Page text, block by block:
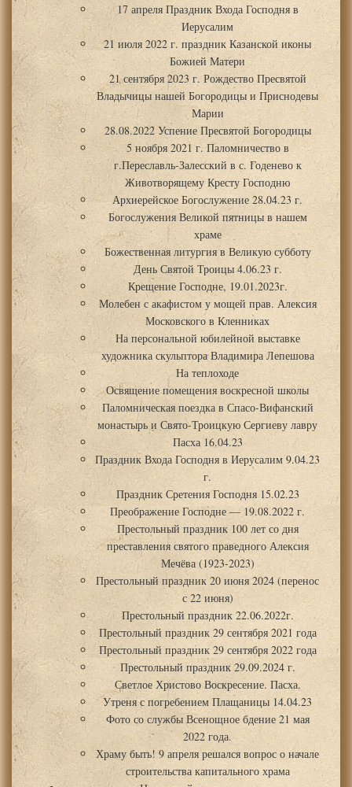
17 апреля Праздник Входа Господня в
Иерусалим
21 июля 2022 г. праздник Казанской иконы
Божией Матери
21 сентября 2023 г. Рождество Пресвятой
Владычицы нашей Богородицы и Приснодевы
Марии
28.08.2022 Успение Пресвятой Богородицы
5 ноября 2021 г. Паломничество в
г.Переславль-Залесский в с. Годенево к
Животворящему Кресту Господню
Архиерейское Богослужение 28.04.23 г.
Богослужения Великой пятницы в нашем
храме
Божественная литургия в Великую субботу
День Святой Троицы 4.06.23 г.
Крещение Господне, 19.01.2023г.
Молебен с акафистом у мощей прав. Алексия
Московского в Кленниках
На персональной юбилейной выставке
художника скульптора Владимира Лепешова
На теплоходе
Освящение помещения воскресной школы
Паломническая поездка в Спасо-Вифанский
монастырь и Свято-Троицкую Сергиеву лавру
Пасха 16.04.23
Праздник Входа Господня в Иерусалим 9.04.23
г.
Праздник Сретения Господня 15.02.23
Преображение Господне — 19.08.2022 г.
Престольный праздник 100 лет со дня
преставления святого праведного Алексия
Мечёва (1923-2023)
Престольный праздник 20 июня 2024 (перенос
с 22 июня)
Престольный праздник 22.06.2022г.
Престольный праздник 29 сентября 2021 года
Престольный праздник 29 сентября 2022 года
Престольный праздник 29.09.2024 г.
Светлое Христово Воскресение. Пасха.
Утреня с погребением Плащаницы 14.04.23
Фото со службы Всенощное бдение 21 мая
2022 года.
Храму быть! 9 апреля решался вопрос о начале
строительства капитального храма